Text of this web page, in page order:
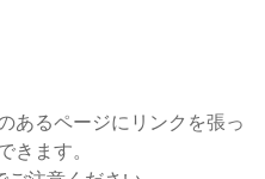
あるページにリンクを張っ
きます。